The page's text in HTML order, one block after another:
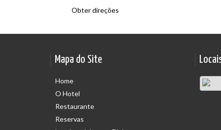
Obter direções
Mapa do Site
Home
O Hotel
Restaurante
Reservas